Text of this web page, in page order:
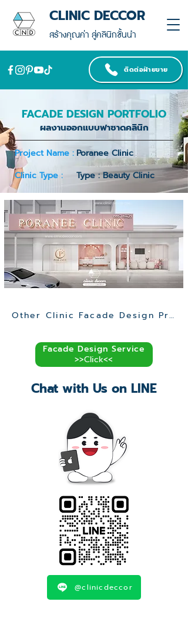
สร้างคุณค่า สู่คลินิกชั้นนำ
CLINIC DECCOR
ติดต่อฝ่ายขาย
FACADE DESIGN PORTFOLIO
ผลงานออกแบบฟาซาดคลินิก
Project Name : Poranee Clinic
Clinic Type :
Type : Beauty Clinic
Other Clinic Facade Design Projects >>
Facade Design Service
>>Click<<
Chat with Us on LINE
@clinicdeccor